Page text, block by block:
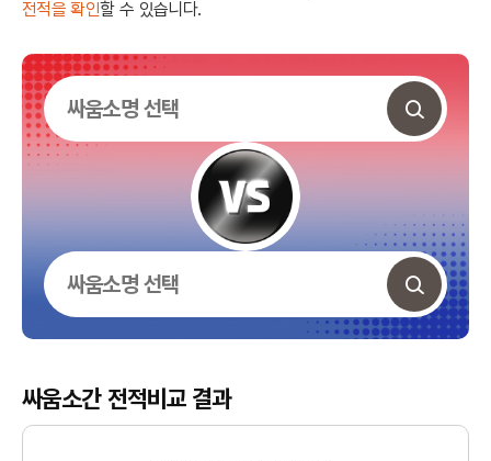
전적을 확인할 수 있습니다.
싸움소간 전적비교 결과